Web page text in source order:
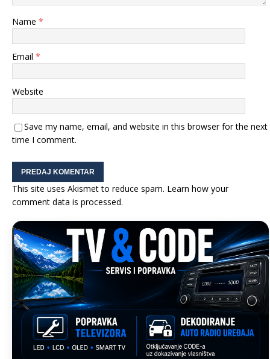
Name *
Email *
Website
Save my name, email, and website in this browser for the next
time I comment.
This site uses Akismet to reduce spam. Learn how your
comment data is processed.